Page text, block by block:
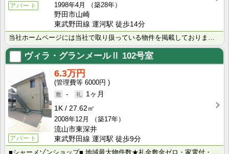
アパート
1998年4月
（築28年）
野田市山崎
東武野田線 運河駅 徒歩14分
当社ホームページには当社で取り扱っている物件を掲載しております。 現在の募集状況に関しては、スタッフ･･･
ヴィラ・グランメールⅡ 102号室
アパート
6.3万円
6000円
-
1ヶ月
1K
27.62㎡
2008年12月
（築17年）
流山市東深井
東武野田線 運河駅 徒歩9分